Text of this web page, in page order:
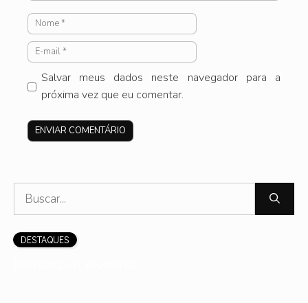
Nome
E-
mail
Salvar meus dados neste navegador para a
próxima vez que eu comentar.
Site
Pesquisar
DESTAQUES